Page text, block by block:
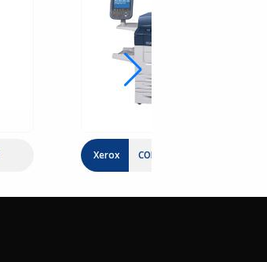
Xerox COLOR C70